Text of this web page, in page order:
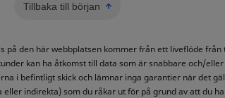
Tillbaka till början
den här webbplatsen kommer från ett liveflöde
kan ha åtkomst till data som är snabbare och/
i befintligt skick och lämnar inga garantier när det
indirekta) som du råkar ut för på grund av att du